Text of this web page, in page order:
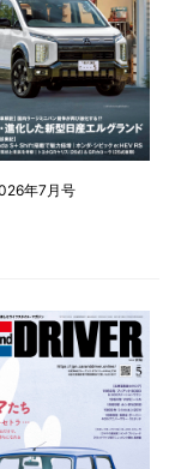
年7月号